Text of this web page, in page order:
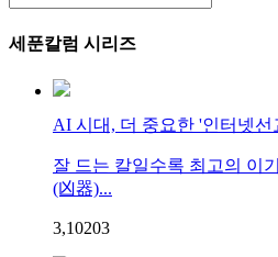
세푼칼럼 시리즈
AI 시대, 더 중요한 '인터넷선
잘 드는 칼일수록 최고의 이
(凶器)...
3,10203